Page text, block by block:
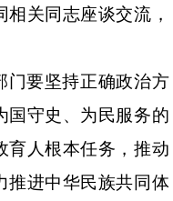
关同志座谈交流，
门要坚持正确政治方
国守史、为民服务的
育人根本任务，推动
推进中华民族共同体